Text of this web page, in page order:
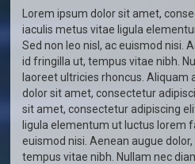
Lorem ipsum dolor sit amet,
iaculis metus vitae ligula
Sed non leo nisl, ac euismod nisi.
id fringilla ut, tempus vitae nibh.
laoreet ultricies rhoncus. Aliquam
dolor sit amet, consectetur
sit amet, consectetur adipiscing
ligula elementum ut luctus lorem
euismod nisi. Aenean augue
tempus vitae nibh. Nullam nec